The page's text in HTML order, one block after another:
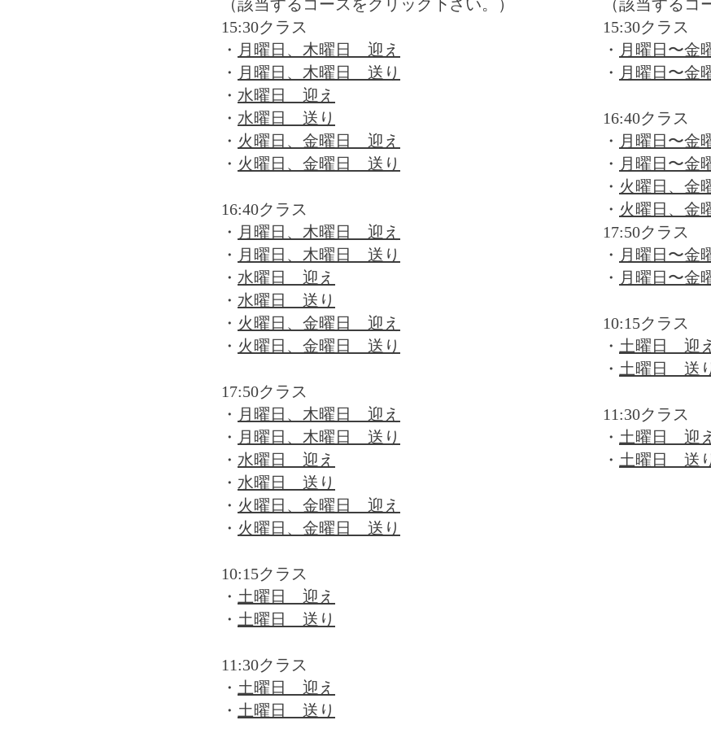
（該当するコースをクリック下さい。）
15:30クラス
・ 月曜日、木曜日 迎え
・ 月曜日、木曜日 送り
・ 水曜日 迎え
・ 水曜日 送り
・ 火曜日、金曜日 迎え
・ 火曜日、金曜日 送り
16:40クラス
・ 月曜日、木曜日 迎え
・ 月曜日、木曜日 送り
・ 水曜日 迎え
・ 水曜日 送り
・ 火曜日、金曜日 迎え
・ 火曜日、金曜日 送り
​17:50クラス
・ 月曜日、木曜日 迎え
・ 月曜日、木曜日 送り
・ 水曜日 迎え
・ 水曜日 送り
・ 火曜日、金曜日 迎え
・ 火曜日、金曜日 送り
10:15クラス
・ 土曜日 迎え
・ 土曜日 送り
11:30クラス
・ 土曜日 迎え
・ 土曜日 送り
（該当するコ
15:30クラス
・ 月曜日〜金
・ 月曜日〜金
16:40クラス
・ 月曜日〜金
・ 月曜日〜金
・ 火曜日、金
​・ 火曜日、金
17:50クラス
・ 月曜日〜金
​・ 月曜日〜金
10:15クラス
・ 土曜日 迎え
​・ 土曜日 送
11:30クラス
・ 土曜日 迎え
・ 土曜日 送